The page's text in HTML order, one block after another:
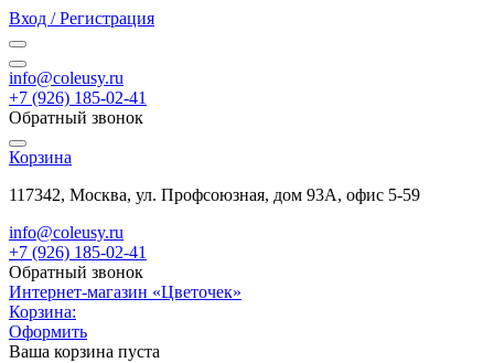
Вход / Регистрация
info@coleusy.ru
+7 (926) 185-02-41
Обратный звонок
Корзина
117342, Москва, ул. Профсоюзная, дом 93А, офис 5-59
info@coleusy.ru
+7 (926) 185-02-41
Обратный звонок
Интернет-магазин «Цветочек»
Корзина:
Оформить
Ваша корзина пуста